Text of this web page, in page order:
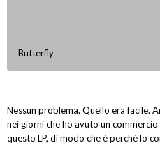
Butterfly
Nessun problema. Quello era facile.
nei giorni che ho avuto un
questo LP, di modo che è perchè lo